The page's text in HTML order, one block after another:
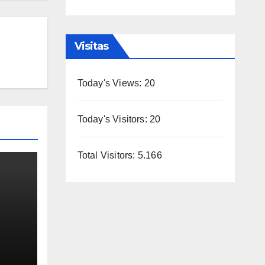
Visitas
Today's Views: 20
Today's Visitors: 20
Total Visitors: 5.166